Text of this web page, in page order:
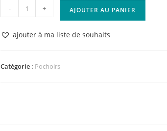
quantité
de
Pochoir
Pluie
Pétales
- + AJOUTER AU PANIER
ajouter à ma liste de souhaits
Catégorie : Pochoirs